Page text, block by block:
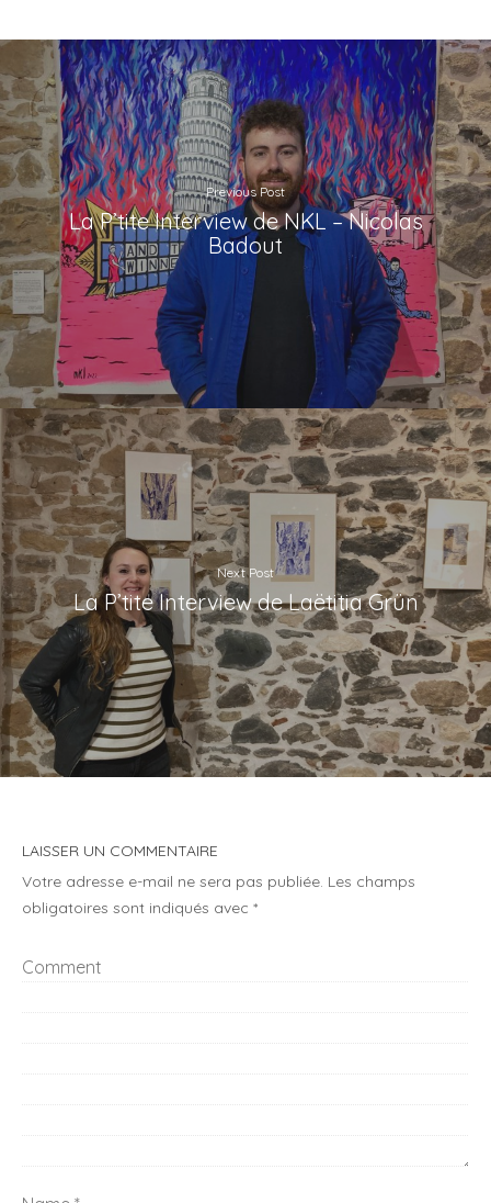
Previous Post
La P’tite Interview de NKL – Nicolas
Badout
Next Post
La P’tite Interview de Laëtitia Grün
LAISSER UN COMMENTAIRE
Votre adresse e-mail ne sera pas publiée. Les champs
obligatoires sont indiqués avec *
Comment
Name